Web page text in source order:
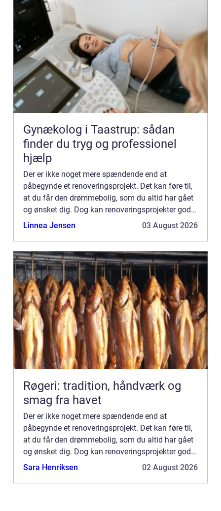
Gynækolog i Taastrup: sådan
finder du tryg og professionel
hjælp
Der er ikke noget mere spændende end at
påbegynde et renoveringsprojekt. Det kan føre til,
at du får den drømmebolig, som du altid har gået
og ønsket dig. Dog kan renoveringsprojekter godt
være tidskrævende. Men med det rette hjælp på
Linnea Jensen 03 August 2026
Røgeri: tradition, håndværk og
smag fra havet
Der er ikke noget mere spændende end at
påbegynde et renoveringsprojekt. Det kan føre til,
at du får den drømmebolig, som du altid har gået
og ønsket dig. Dog kan renoveringsprojekter godt
være tidskrævende. Men med det rette hjælp på
Sara Henriksen 02 August 2026